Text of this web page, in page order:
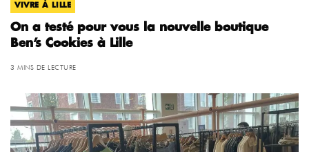
VIVRE À LILLE
On a testé pour vous la nouvelle boutique
Ben’s Cookies à Lille
3 MINS DE LECTURE